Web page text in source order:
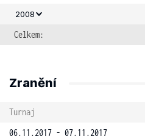
2008
Celkem:
Zranění
Turnaj
06.11.2017 - 07.11.2017